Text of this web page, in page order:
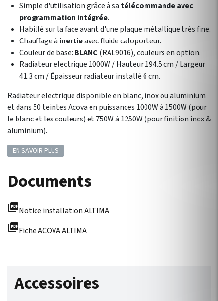
Simple d'utilisation grâce à sa télécommande avec
programmation intégrée.
Habillé sur la face avant d'une plaque métallique très fine.
Chauffage à inertieavec fluide caloporteur.
Couleur de base: BLANC (RAL9016), couleurs en option.
Radiateur electrique 1000W / Hauteur 194.5 cm / Largeur
41.3 cm / Épaisseur radiateur installé 6 cm.
Radiateur electrique disponible en blanc, inox ou aluminium
et dans 50 teintes Acova en puissances 1000W à 1500W (pour
le blanc et les couleurs) et 750W à 1250W (pour finition inox &
aluminium).
EN SAVOIR PLUS
Documents
picture_as_pdfNotice installation ALTIMA
picture_as_pdfFiche ACOVA ALTIMA
Accessoires